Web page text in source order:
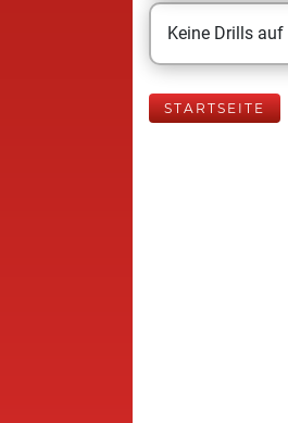
Keine Drills auf
STARTSEITE